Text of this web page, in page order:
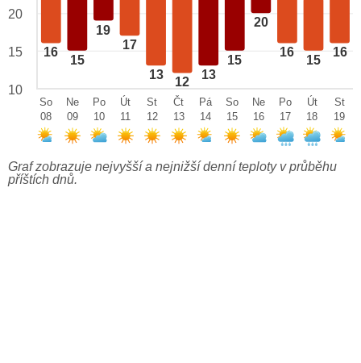
16
15
19
17
13
12
13
15
20
16
15
16
20
15
10
So
08
Ne
09
Po
10
Út
11
St
12
Čt
13
Pá
14
So
15
Ne
16
Po
17
Út
18
St
19
Graf zobrazuje nejvyšší a nejnižší denní teploty v průběhu
příštích dnů.